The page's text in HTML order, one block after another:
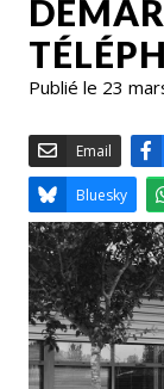
Publié le 23
Email
Bluesky